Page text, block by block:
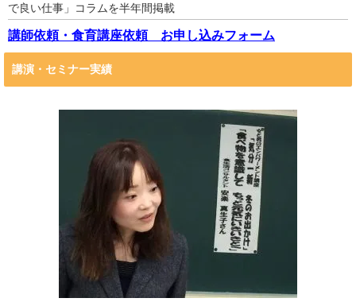
で良い仕事」コラムを半年間掲載
講師依頼・食育講座依頼 お申し込みフォーム
講演・セミナー実績